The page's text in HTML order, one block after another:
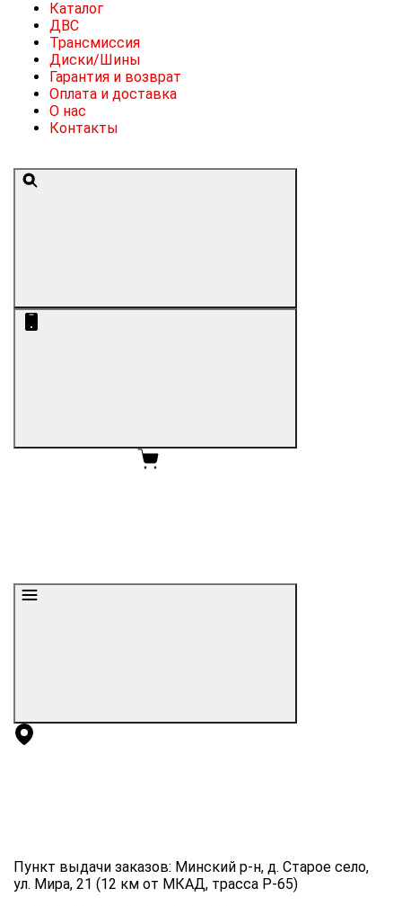
Каталог
ДВС
Трансмиссия
Диски/Шины
Гарантия и возврат
Оплата и доставка
О нас
Контакты
Пункт выдачи заказов: Минский р-н, д. Старое село,
ул. Мира, 21 (12 км от МКАД, трасса P-65)